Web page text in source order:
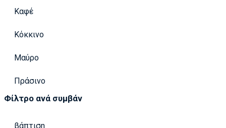
Καφέ
Κόκκινο
Μαύρο
Πράσινο
Φίλτρο ανά συμβάν
βάπτιση